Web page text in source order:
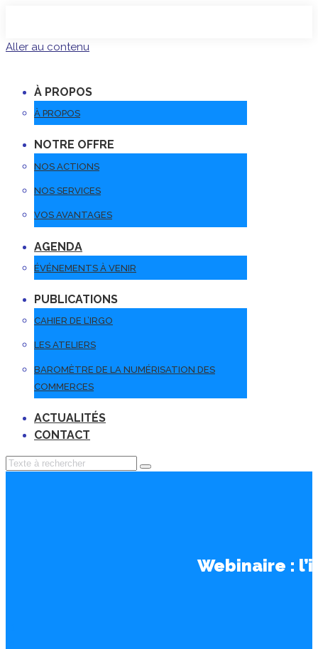
Aller au contenu
À PROPOS
À PROPOS
NOTRE OFFRE
NOS ACTIONS
NOS SERVICES
VOS AVANTAGES
AGENDA
ÉVÉNEMENTS À VENIR
PUBLICATIONS
CAHIER DE L’IRGO
LES ATELIERS
BAROMÈTRE DE LA NUMÉRISATION DES
COMMERCES
ACTUALITÉS
CONTACT
Webinaire :